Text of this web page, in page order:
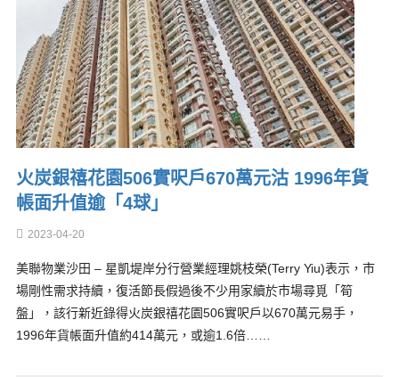
火炭銀禧花園506實呎戶670萬元沽 1996年貨
帳面升值逾「4球」
2023-04-20
美聯物業沙田 – 星凱堤岸分行營業經理姚枝榮(Terry Yiu)表示，市
場剛性需求持續，復活節長假過後不少用家續於市場尋覓「筍
盤」，該行新近錄得火炭銀禧花園506實呎戶以670萬元易手，
1996年貨帳面升值約414萬元，或逾1.6倍……